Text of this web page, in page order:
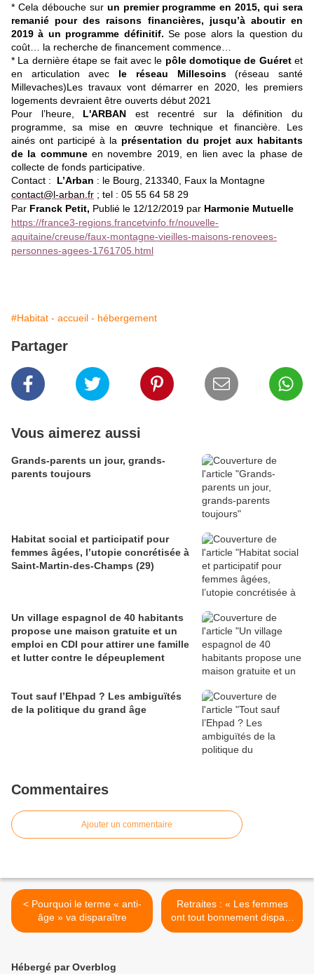
* Cela débouche sur un premier programme en 2015, qui sera
remanié pour des raisons financières, jusqu’à aboutir en
2019 à un programme définitif. Se pose alors la question du
coût… la recherche de financement commence…
* La dernière étape se fait avec le pôle domotique de Guéretet
en
articulation avec le réseau Millesoins(réseau santé
Millevaches)Les travaux vont démarrer en 2020, les premiers
logements devraient être ouverts début 2021
Pour l’heure, L'ARBAN est recentré sur la définition du
programme, sa mise en œuvre technique et financière. Les
ainés ont participé à la présentation du projet aux habitants
de la communeen novembre 2019, en lien avec la phase de
collecte de fonds participative.
Contact : L’Arban : le Bourg, 213340, Faux la Montagne
contact@l-arban.fr ; tel : 05 55 64 58 29
Par Franck Petit, Publié le 12/12/2019 par Harmonie Mutuelle
https://france3-regions.francetvinfo.fr/nouvelle-
aquitaine/creuse/faux-montagne-vieilles-maisons-renovees-
personnes-agees-1761705.html
#Habitat - accueil - hébergement
Partager
Vous aimerez aussi
Grands-parents un jour, grands-
parents toujours
Habitat social et participatif pour
femmes âgées, l’utopie concrétisée à
Saint-Martin-des-Champs (29)
Un village espagnol de 40 habitants
propose une maison gratuite et un
emploi en CDI pour attirer une famille
et lutter contre le dépeuplement
Tout sauf l’Ehpad ? Les ambiguïtés
de la politique du grand âge
Commentaires
Ajouter un commentaire
< Pourquoi le terme « anti-
âge » va disparaître
Retraites : « Les femmes
ont tout bonnement disparu
des cas types présentés
Hébergé par Overblog